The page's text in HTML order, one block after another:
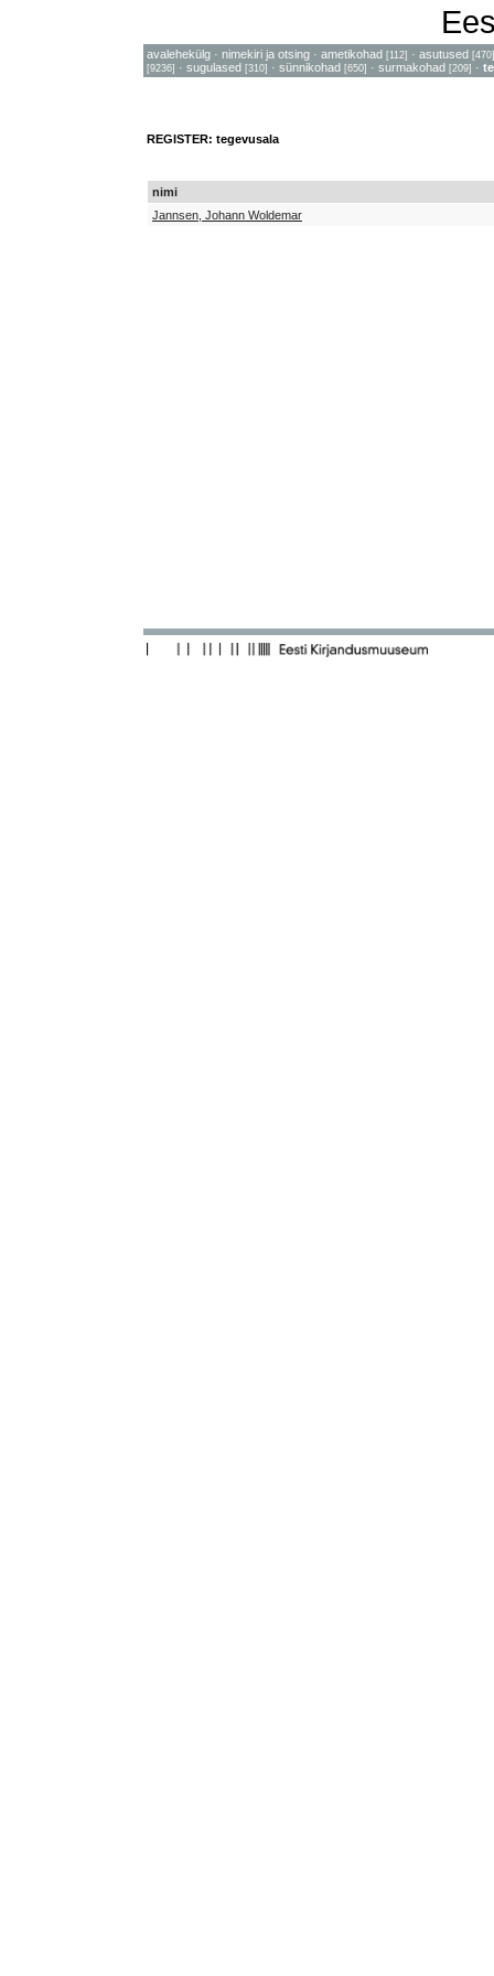
avalehekülg · nimekiri ja otsing · ametikohad [112] · asutused [470]
[9236] · sugulased [310] · sünnikohad [650] · surmakohad [209] ·
REGISTER: tegevusala
nimi
Jannsen, Johann Woldemar